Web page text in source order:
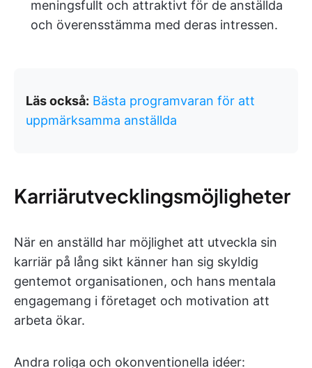
meningsfullt och attraktivt för de anställda
och överensstämma med deras intressen.
Läs också: Bästa programvaran för att
uppmärksamma anställda
Karriärutvecklingsmöjligheter
När en anställd har möjlighet att utveckla sin
karriär på lång sikt känner han sig skyldig
gentemot organisationen, och hans mentala
engagemang i företaget och motivation att
arbeta ökar.
Andra roliga och okonventionella idéer: